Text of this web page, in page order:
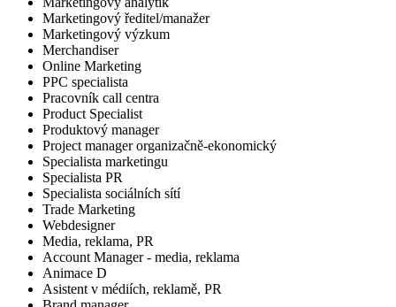
Marketingový ředitel/manažer
Marketingový výzkum
Merchandiser
Online Marketing
PPC specialista
Pracovník call centra
Product Specialist
Produktový manager
Project manager organizačně-ekonomický
Specialista marketingu
Specialista PR
Specialista sociálních sítí
Trade Marketing
Webdesigner
Media, reklama, PR
Account Manager - media, reklama
Animace D
Asistent v médiích, reklamě, PR